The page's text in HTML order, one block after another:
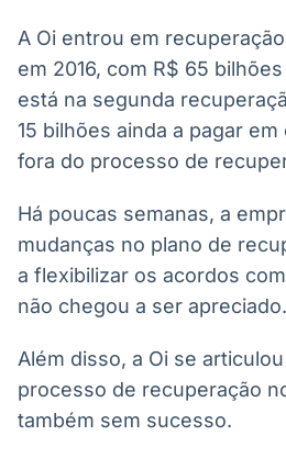
Em
Em
A Oi entrou em
em 2016, com R$ 65
está na segunda
15 bilhões ainda a pagar
fora do processo de
Há poucas semanas, a
mudanças no plano de
a flexibilizar os acordos
não chegou a ser apreciado.
Além disso, a Oi se
processo de recuperação
também sem sucesso.